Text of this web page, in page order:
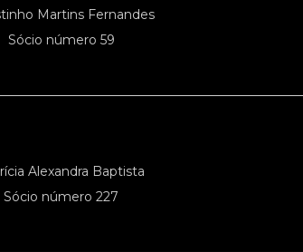
Martins Fernandes
Sócio número 59
Alexandra Baptista
Sócio número 227